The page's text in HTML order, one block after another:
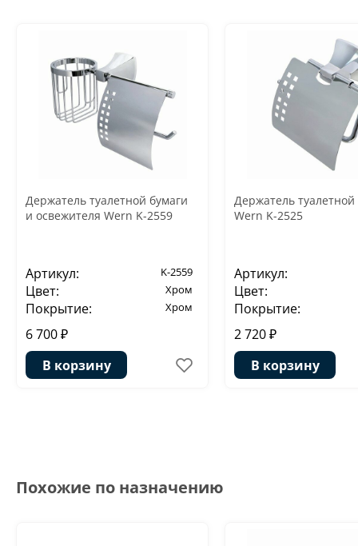
Держатель туалетной бумаги
и освежителя Wern K-2559
Артикул: K-2559
Цвет: Хром
Покрытие: Хром
6 700 ₽
В корзину
Держатель туалетной
Wern K-2525
Артикул:
Цвет:
Покрытие:
2 720 ₽
В корзину
Похожие по назначению